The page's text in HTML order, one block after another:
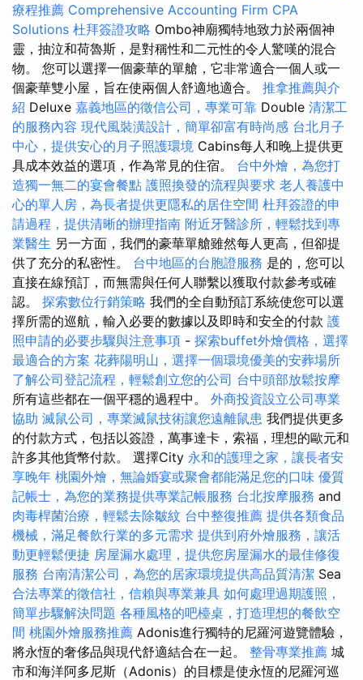
療程推薦 Comprehensive Accounting Firm CPA
Solutions 杜拜簽證攻略 Ombo神廟獨特地致力於兩個神
靈，抽泣和荷魯斯，是對稱性和二元性的令人驚嘆的混合
物。 您可以選擇一個豪華的單艙，它非常適合一個人或一
個豪華雙小屋，旨在使兩個人舒適地適合。 推拿推薦與介
紹 Deluxe 嘉義地區的徵信公司，專業可靠 Double 清潔工
的服務內容 現代風裝潢設計，簡單卻富有時尚感 台北月子
中心，提供安心的月子照護環境 Cabins每人和晚上提供更
具成本效益的選項，作為常見的住宿。 台中外燴，為您打
造獨一無二的宴會餐點 護照換發的流程與要求 老人養護中
心的單人房，為長者提供更隱私的居住空間 杜拜簽證的申
請過程，提供清晰的辦理指南 附近牙醫診所，輕鬆找到專
業醫生 另一方面，我們的豪華單艙雖然每人更高，但卻提
供了充分的私密性。 台中地區的台胞證服務 是的，您可以
直接在線預訂，而無需與任何人聯繫以獲取付款參考或確
認。 探索數位行銷策略 我們的全自動預訂系統使您可以選
擇所需的巡航，輸入必要的數據以及即時和安全的付款 護
照申請的必要步驟與注意事項 - 探索buffet外燴價格，選擇
最適合的方案 花葬陽明山，選擇一個環境優美的安葬場所
了解公司登記流程，輕鬆創立您的公司 台中頭部放鬆按摩
所有這些都在一個平穩的過程中。 外商投資設立公司專業
協助 滅鼠公司，專業滅鼠技術讓您遠離鼠患 我們提供更多
的付款方式，包括以簽證，萬事達卡，索福，理想的歐元和
許多其他貨幣付款。 選擇City 永和的護理之家，讓長者安
享晚年 桃園外燴，無論婚宴或聚會都能滿足您的口味 優質
記帳士，為您的業務提供專業記帳服務 台北按摩服務 and
肉毒桿菌治療，輕鬆去除皺紋 台中整復推薦 提供各類食品
機械，滿足餐飲行業的多元需求 提供到府外燴服務，讓活
動更輕鬆便捷 房屋漏水處理，提供您房屋漏水的最佳修復
服務 台南清潔公司，為您的居家環境提供高品質清潔 Sea
合法專業的徵信社，信賴與專業兼具 如何處理過期護照，
簡單步驟解決問題 各種風格的吧檯桌，打造理想的餐飲空
間 桃園外燴服務推薦 Adonis進行獨特的尼羅河遊覽體驗，
將永恆的奢侈品與現代舒適結合在一起。 整骨專業推薦 城
市和海洋阿多尼斯（Adonis）的目標是使永恆的尼羅河巡